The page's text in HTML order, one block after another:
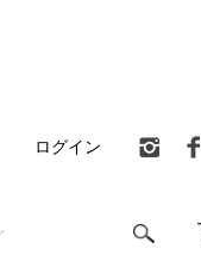
ログイン